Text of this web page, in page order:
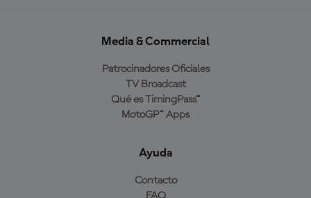
Media & Commercial
Patrocinadores Oficiales
TV Broadcast
Qué es TimingPass™
MotoGP™ Apps
Ayuda
Contacto